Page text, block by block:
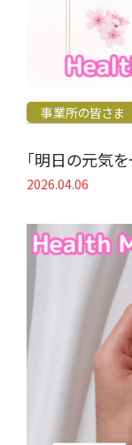
事業所の皆さま
「明日の元気
2026.04.06